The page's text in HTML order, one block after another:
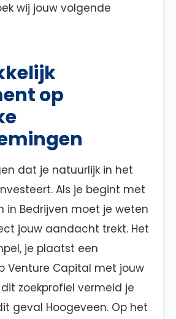
wij jouw volgende
op
dat je natuurlijk in het
Als je begint met
in Bedrijven moet je weten
jouw aandacht trekt. Het
je plaatst een
Venture Capital met jouw
dit zoekprofiel vermeld je
geval Hoogeveen. Op het